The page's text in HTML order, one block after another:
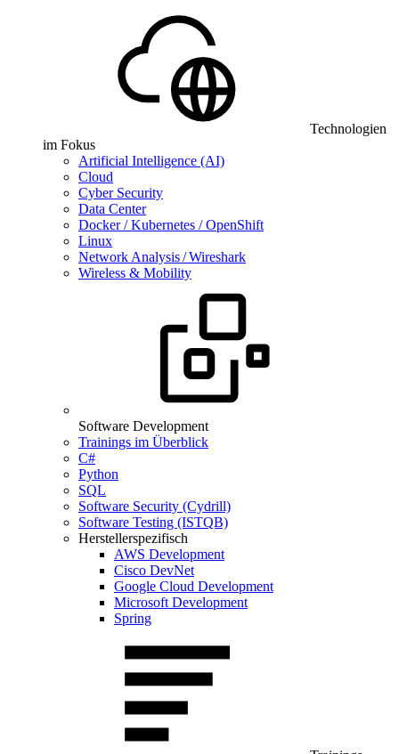
Technologien
im Fokus
Artificial Intelligence (AI)
Cloud
Cyber Security
Data Center
Docker / Kubernetes / OpenShift
Linux
Network Analysis / Wireshark
Wireless & Mobility
Software Development
Trainings im Überblick
C#
Python
SQL
Software Security (Cydrill)
Software Testing (ISTQB)
Herstellerspezifisch
AWS Development
Cisco DevNet
Google Cloud Development
Microsoft Development
Spring